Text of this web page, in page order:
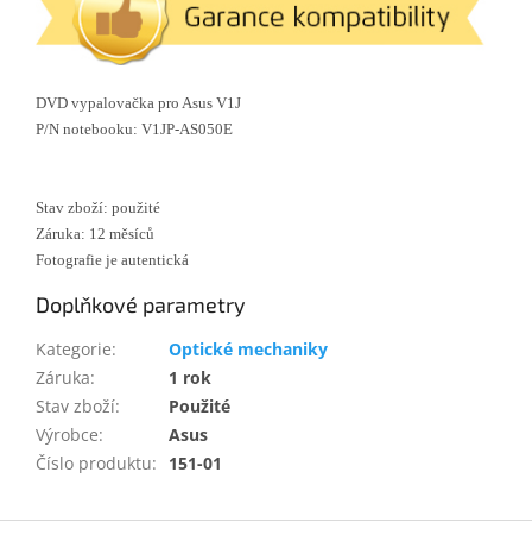
DVD vypalovačka pro Asus V1J
P/N notebooku: V1JP-AS050E
Stav zboží: použité
Záruka: 12 měsíců
Fotografie je autentická
Doplňkové parametry
Kategorie:
Optické mechaniky
Záruka:
1 rok
Stav zboží:
Použité
Výrobce:
Asus
Číslo produktu: 151-01